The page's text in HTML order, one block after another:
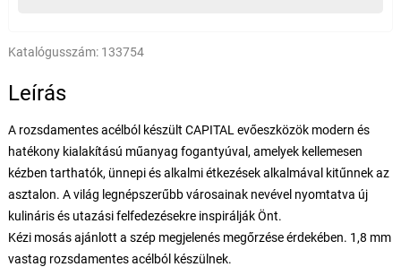
Katalógusszám: 133754
Leírás
A rozsdamentes acélból készült CAPITAL evőeszközök modern és
hatékony kialakítású műanyag fogantyúval, amelyek kellemesen
kézben tarthatók, ünnepi és alkalmi étkezések alkalmával kitűnnek az
asztalon. A világ legnépszerűbb városainak nevével nyomtatva új
kulináris és utazási felfedezésekre inspirálják Önt.
Kézi mosás ajánlott a szép megjelenés megőrzése érdekében. 1,8 mm
vastag rozsdamentes acélból készülnek.